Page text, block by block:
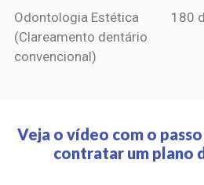
Odontologia Estética
(Clareamento dentário
convencional)
180
Veja o vídeo com o
contratar um plano